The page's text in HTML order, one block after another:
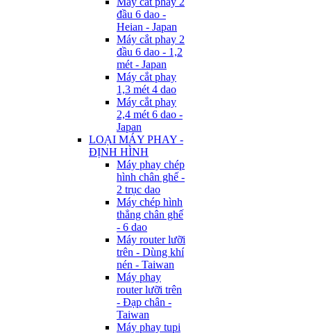
đầu 6 dao -
Heian - Japan
Máy cắt phay 2
đầu 6 dao - 1,2
mét - Japan
Máy cắt phay
1,3 mét 4 dao
Máy cắt phay
2,4 mét 6 dao -
Japan
LOẠI MÁY PHAY -
ĐỊNH HÌNH
Máy phay chép
hình chân ghế -
2 trục dao
Máy chép hình
thẳng chân ghế
- 6 dao
Máy router lưỡi
trên - Dùng khí
nén - Taiwan
Máy phay
router lưỡi trên
- Đạp chân -
Taiwan
Máy phay tupi